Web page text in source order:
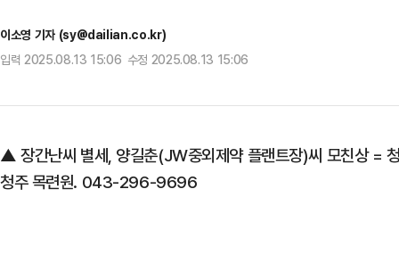
이소영 기자 (sy@dailian.co.kr)
입력 2025.08.13 15:06 수정 2025.08.13 15:06
▲ 장간난씨 별세, 양길춘(JW중외제약 플랜트장)씨 모친상 =
청주 목련원. 043-296-9696